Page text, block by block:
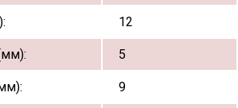
12
5
9